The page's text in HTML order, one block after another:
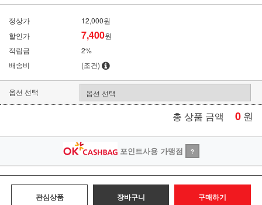
정상가
12,000원
할인가
7,400원
적립금
2%
배송비
(조건)
옵션 선택
총 상품 금액 0 원
포인트사용 가맹점 ?
관심상품 장바구니 구매하기